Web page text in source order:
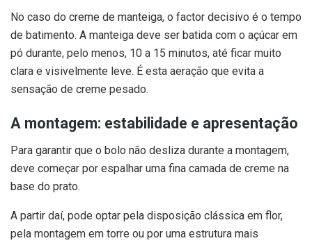
No caso do creme de manteiga, o factor decisivo é o tempo
de batimento. A manteiga deve ser batida com o açúcar em
pó durante, pelo menos, 10 a 15 minutos, até ficar muito
clara e visivelmente leve. É esta aeração que evita a
sensação de creme pesado.
A montagem: estabilidade e apresentação
Para garantir que o bolo não desliza durante a montagem,
deve começar por espalhar uma fina camada de creme na
base do prato.
A partir daí, pode optar pela disposição clássica em flor,
pela montagem em torre ou por uma estrutura mais